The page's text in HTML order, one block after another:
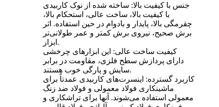
جنس با کیفیت بالا: ساخته شده از نوک کاربیدی
با کیفیت بالا، ساخت عالی، استحکام بالا،
چقرمگی بالا، پایدار و بادوام در حین استفاده. اثر
برش صحیح، نیروی برش کمتر و عمر طولانی‌تر
ابزار.
کیفیت ساخت عالی: این ابزارهای چرخشی
دارای پردازش سطح فلزی، مقاومت در برابر
سایش و پارگی خوب هستند.
کاربرد گسترده: اینسرت‌های کاربیدی عمدتاً برای
ماشینکاری فولاد معمولی و فولاد ضد زنگ
معمولی استفاده می‌شوند. آنها برای تراشکاری و